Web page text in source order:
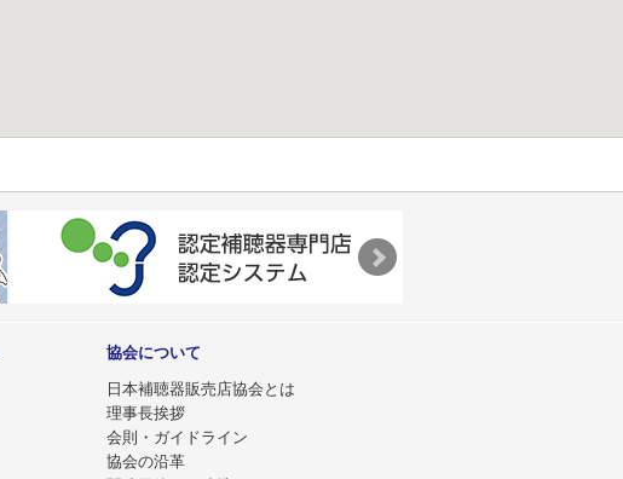
協会について
日本補聴器販売店協会とは
理事長挨拶
会則・ガイドライン
協会の沿革